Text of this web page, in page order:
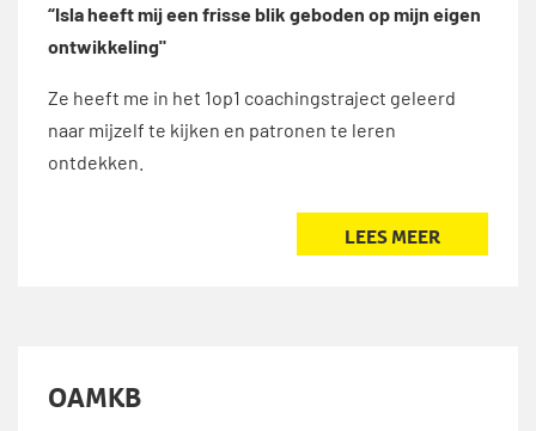
“Isla heeft mij een frisse blik geboden op mijn eigen
ontwikkeling"
Ze heeft me in het 1op1 coachingstraject geleerd
naar mijzelf te kijken en patronen te leren
ontdekken.
LEES MEER
OAMKB